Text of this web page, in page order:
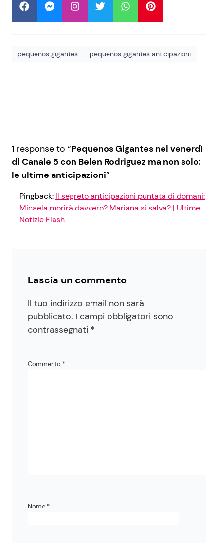
pequenos gigantes pequenos gigantes anticipazioni
1 response to “Pequenos Gigantes nel venerdì
di Canale 5 con Belen Rodriguez ma non solo:
le ultime anticipazioni”
Pingback: Il segreto anticipazioni puntata di domani:
Micaela morirà davvero? Mariana si salva? | Ultime
Notizie Flash
Lascia un commento
Il tuo indirizzo email non sarà
pubblicato. I campi obbligatori sono
contrassegnati *
Commento *
Nome *